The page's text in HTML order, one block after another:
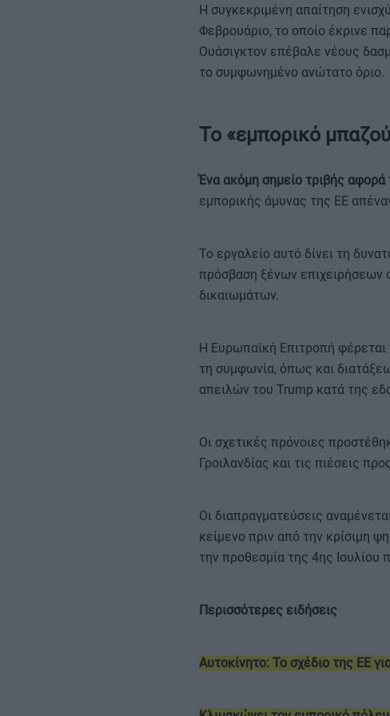
Η συγκεκριμένη απαίτηση
Φεβρουάριο, το οποίο έκρινε
Ουάσιγκτον επέβαλε νέους
το συμφωνημένο ανώτατο όριο.
Το «εμπορικό
Ένα ακόμη σημείο τριβής
εμπορικής άμυνας της ΕΕ
Το εργαλείο αυτό δίνει τη
πρόσβαση ξένων επιχειρήσεων
δικαιωμάτων.
Η Ευρωπαϊκή Επιτροπή
τη συμφωνία, όπως και
απειλών του Trump κατά της
Οι σχετικές πρόνοιες
Γροιλανδίας και τις πιέσεις
Οι διαπραγματεύσεις
κείμενο πριν από την κρίσιμη
την προθεσμία της 4ης Ιουλίου
Περισσότερες ειδήσεις
Αυτοκίνητο: Το σχέδιο της ΕΕ